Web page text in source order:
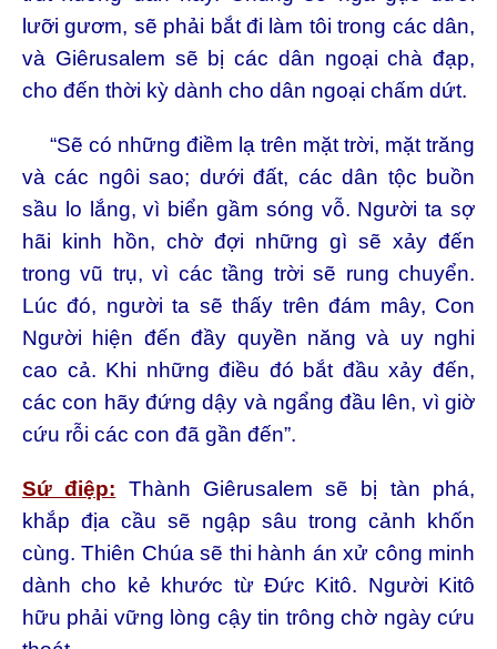
lưỡi gươm, sẽ phải bắt đi làm tôi trong các dân,
và Giêrusalem sẽ bị các dân ngoại chà đạp,
cho đến thời kỳ dành cho dân ngoại chấm dứt.
“Sẽ có những điềm lạ trên mặt trời, mặt trăng
và các ngôi sao; dưới đất, các dân tộc buồn
sầu lo lắng, vì biển gầm sóng vỗ. Người ta sợ
hãi kinh hồn, chờ đợi những gì sẽ xảy đến
trong vũ trụ, vì các tầng trời sẽ rung chuyển.
Lúc đó, người ta sẽ thấy trên đám mây, Con
Người hiện đến đầy quyền năng và uy nghi
cao cả. Khi những điều đó bắt đầu xảy đến,
các con hãy đứng dậy và ngẩng đầu lên, vì giờ
cứu rỗi các con đã gần đến”.
Sứ điệp: Thành Giêrusalem sẽ bị tàn phá,
khắp địa cầu sẽ ngập sâu trong cảnh khốn
cùng. Thiên Chúa sẽ thi hành án xử công minh
dành cho kẻ khước từ Đức Kitô. Người Kitô
hữu phải vững lòng cậy tin trông chờ ngày cứu